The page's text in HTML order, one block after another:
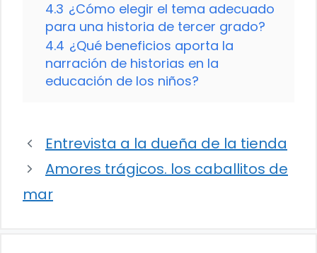
4.3 ¿Cómo elegir el tema adecuado
para una historia de tercer grado?
4.4 ¿Qué beneficios aporta la
narración de historias en la
educación de los niños?
Entrevista a la dueña de la tienda
Amores trágicos. los caballitos de
mar